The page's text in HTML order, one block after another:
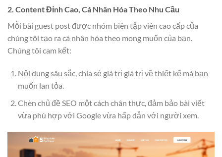
2. Content Đỉnh Cao, Cá Nhân Hóa Theo Nhu Cầu
Mỗi bài guest post được nhóm biên tập viên cao cấp của
chúng tôi tạo ra cá nhân hóa theo mong muốn của bạn.
Chúng tôi cam kết:
Nội dung sâu sắc, chia sẻ giá trị giá trị về thiết kế mà bạn
muốn lan tỏa.
Chèn chủ đề SEO một cách chân thực, đảm bảo bài viết
vừa phù hợp với Google vừa hấp dẫn với người xem.